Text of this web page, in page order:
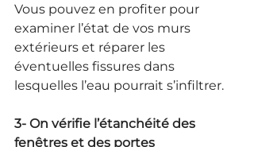
Vous pouvez en profiter pour
examiner l’état de vos murs
extérieurs et réparer les
éventuelles fissures dans
lesquelles l’eau pourrait s’infiltrer.
3- On vérifie l’étanchéité des
fenêtres et des portes